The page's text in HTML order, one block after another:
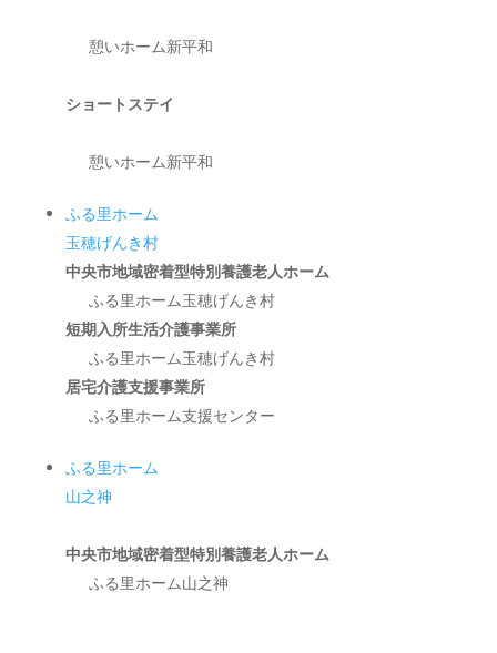
憩いホーム新平和
ショートステイ
憩いホーム新平和
ふる里ホーム
玉穂げんき村
中央市地域密着型特別養護老人ホーム
ふる里ホーム玉穂げんき村
短期入所生活介護事業所
ふる里ホーム玉穂げんき村
居宅介護支援事業所
ふる里ホーム支援センター
ふる里ホーム
山之神
中央市地域密着型特別養護老人ホーム
ふる里ホーム山之神